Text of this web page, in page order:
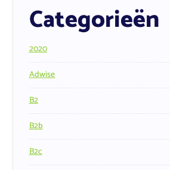
Categorieën
2020
Adwise
B2
B2b
B2c